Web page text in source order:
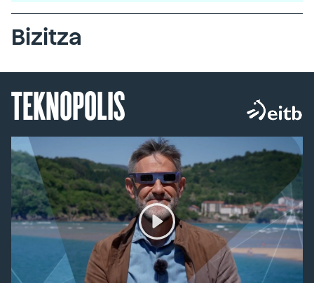
Bizitza
TEKNOPOLIS